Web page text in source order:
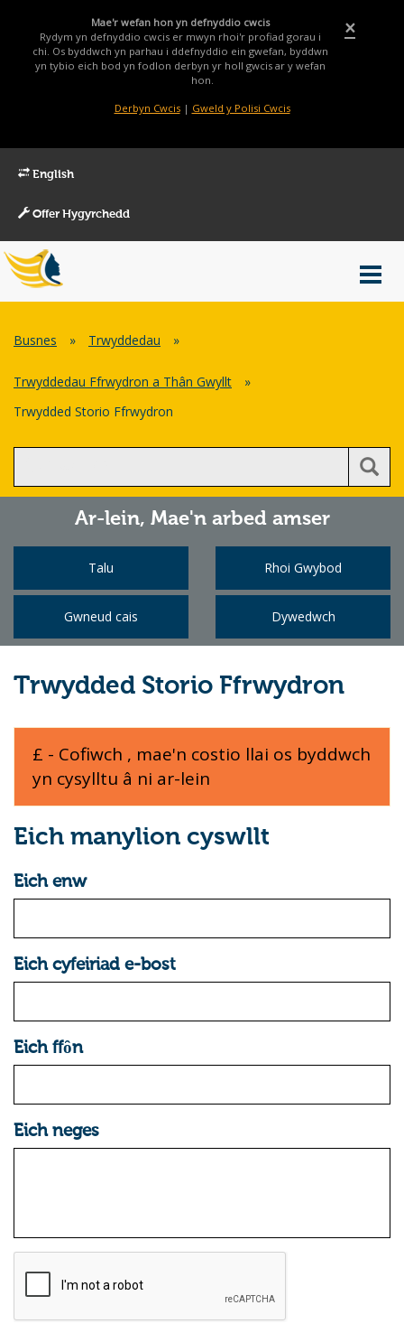
×
Mae'r wefan hon yn defnyddio cwcis
Rydym yn defnyddio cwcis er mwyn rhoi'r profiad gorau i
chi. Os byddwch yn parhau i ddefnyddio ein gwefan, byddwn
yn tybio eich bod yn fodlon derbyn yr holl gwcis ar y wefan
hon.
Derbyn Cwcis| Gweld y Polisi Cwcis
English
Offer Hygyrchedd
Main
Menu
Breadcrumb
Busnes » Trwyddedau »
Trwyddedau Ffrwydron a Thân Gwyllt
»
Trwydded Storio Ffrwydron
Ar-lein, Mae'n arbed amser
Talu Rhoi Gwybod
Gwneud cais Dywedwch
Trwydded Storio Ffrwydron
£ - Cofiwch , mae'n costio llai os byddwch
yn cysylltu â ni ar-lein
Eich manylion cyswllt
Eich enw
Eich cyfeiriad e-bost
Eich ffȏn
Eich neges